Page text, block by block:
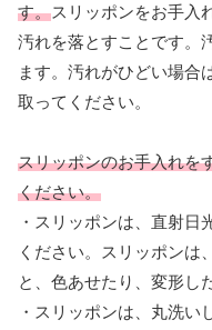
す。スリッポンをお手入
汚れを落とすことです。
ます。汚れがひどい場合
取ってください。
スリッポンのお手入れを
ください。
・スリッポンは、直射
ください。スリッポンは
と、色あせたり、変形し
・スリッポンは、丸洗